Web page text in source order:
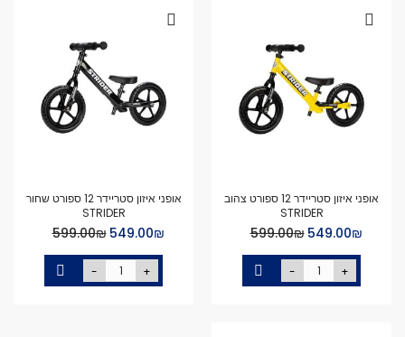
אופני איזון סטריידר 12 ספורט צהוב
STRIDER
Special
₪‏549.00
₪‏599.00
- +
אופני איזון סטריידר 12 ספורט שחור
STRIDER
Special
₪‏549.00
₪‏599.00
- +